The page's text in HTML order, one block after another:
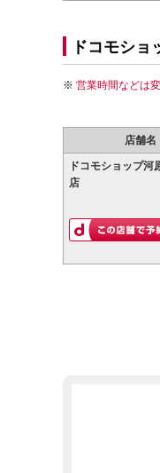
ドコモショ
営業時間などは
店舗名
ドコモショップ河
店